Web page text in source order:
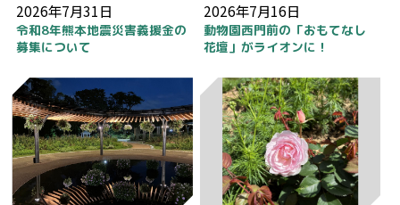
2026年7月31日
令和8年熊本地震災害義援金の
募集について
2026年7月16日
動物園西門前の「おもてなし
花壇」がライオンに！